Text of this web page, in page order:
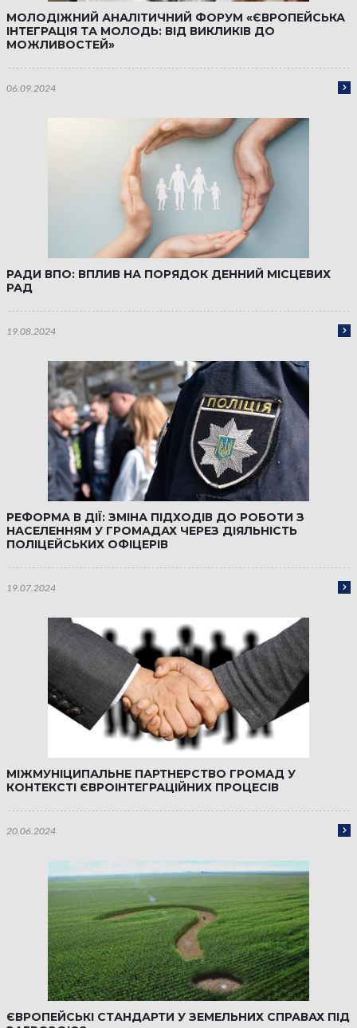
МОЛОДІЖНИЙ АНАЛІТИЧНИЙ ФОРУМ «ЄВРОПЕЙСЬКА
ІНТЕГРАЦІЯ ТА МОЛОДЬ: ВІД ВИКЛИКІВ ДО
МОЖЛИВОСТЕЙ»
06.09.2024
РАДИ ВПО: ВПЛИВ НА ПОРЯДОК ДЕННИЙ МІСЦЕВИХ
РАД
19.08.2024
РЕФОРМА В ДІЇ: ЗМІНА ПІДХОДІВ ДО РОБОТИ З
НАСЕЛЕННЯМ У ГРОМАДАХ ЧЕРЕЗ ДІЯЛЬНІСТЬ
ПОЛІЦЕЙСЬКИХ ОФІЦЕРІВ
19.07.2024
МІЖМУНІЦИПАЛЬНЕ ПАРТНЕРСТВО ГРОМАД У
КОНТЕКСТІ ЄВРОІНТЕГРАЦІЙНИХ ПРОЦЕСІВ
20.06.2024
ЄВРОПЕЙСЬКІ СТАНДАРТИ У ЗЕМЕЛЬНИХ СПРАВАХ ПІД